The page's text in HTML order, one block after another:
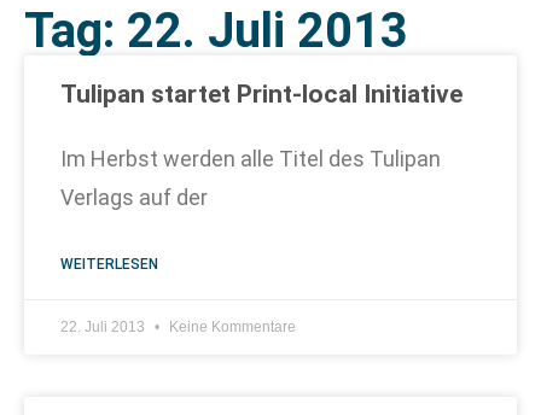
Tag: 22. Juli 2013
Tulipan startet Print-local Initiative
Im Herbst werden alle Titel des Tulipan
Verlags auf der
WEITERLESEN
22. Juli 2013 Keine Kommentare